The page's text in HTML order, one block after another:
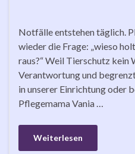
Notfälle entstehen täglich.
wieder die Frage: „wieso
raus?“ Weil Tierschutz kein
Verantwortung und
in unserer Einrichtung oder
Pflegemama Vania …
Weiterlesen